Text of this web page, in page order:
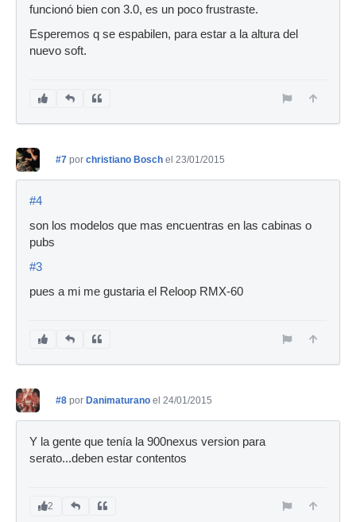
funcionó bien con 3.0, es un poco frustraste.
Esperemos q se espabilen, para estar a la altura del
nuevo soft.
#7 por christiano Bosch el 23/01/2015
#4
son los modelos que mas encuentras en las cabinas o
pubs
#3
pues a mi me gustaria el Reloop RMX-60
#8 por Danimaturano el 24/01/2015
Y la gente que tenía la 900nexus version para
serato...deben estar contentos
2